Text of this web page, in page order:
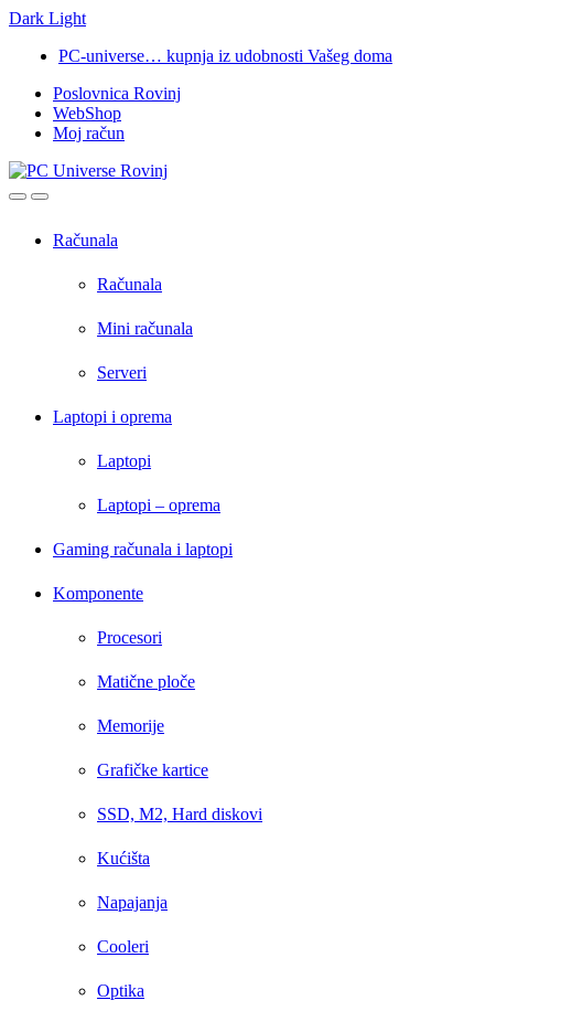
Dark Light
navigation
content
PC-universe… kupnja iz udobnosti Vašeg doma
Poslovnica Rovinj
WebShop
Moj račun
OpenClose
Računala
Računala
Mini računala
Serveri
Laptopi i oprema
Laptopi
Laptopi – oprema
Gaming računala i laptopi
Komponente
Procesori
Matične ploče
Memorije
Grafičke kartice
SSD, M2, Hard diskovi
Kućišta
Napajanja
Cooleri
Optika